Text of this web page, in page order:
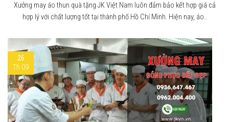
Xưởng may áo thun quà tặng JK Việt Nam luôn đảm bảo kết hợp giá cả
hợp lý với chất lượng tốt tại thành phố Hồ Chí Minh. Hiện nay, áo..
26
Th 09